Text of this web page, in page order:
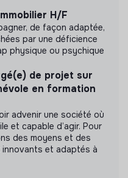
Bleu
de documents de
H/F
de façon adaptée,
par une déficience
physique ou psychique
de projet sur
en formation
advenir une société où
et capable d’agir. Pour
des moyens et des
innovants et adaptés à